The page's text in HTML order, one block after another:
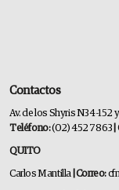
Contactos
Av. de los Shyris N34-152
Teléfono:(02) 452 7863
QUITO
Carlos Mantilla | Correo: